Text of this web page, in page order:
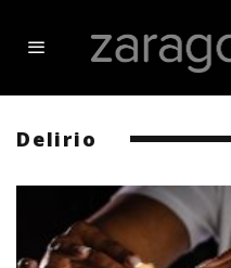
Delirio